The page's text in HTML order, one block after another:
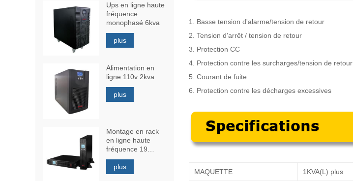
1. Basse tension d'alarme/tension de retour
2. Tension d'arrêt / tension de retour
3. Protection CC
4. Protection contre les surcharges/tension de retour
5. Courant de fuite
6. Protection contre les décharges excessives
MAQUETTE 1KVA(L) plus
Ups en ligne haute
fréquence
monophasé 6kva
plus
Alimentation en
ligne 110v 2kva
plus
Montage en rack
en ligne haute
fréquence 19
pouces 1kva
plus